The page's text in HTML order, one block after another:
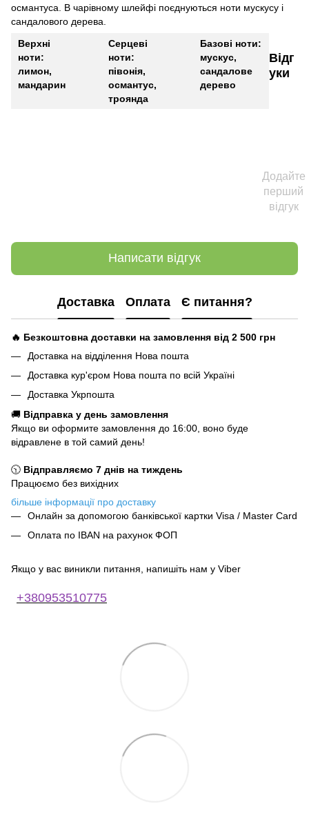
османтуса. В чарівному шлейфі поєднуються ноти мускусу і
сандалового дерева.
Верхні
ноти:
лимон,
мандарин
Серцеві
ноти:
півонія,
османтус,
троянда
Базові ноти:
мускус,
сандалове
дерево
Відг
уки
Додайте
перший
відгук
Написати відгук
Доставка Оплата Є питання?
🔥 Безкоштовна доставки на замовлення від 2 500 грн
Доставка на відділення Нова пошта
Доставка кур'єром Нова пошта по всій Україні
Доставка Укрпошта
🚚 Відправка у день замовлення
Якщо ви оформите замовлення до 16:00, воно буде
відравлене в той самий день!
🕥 Відправляємо 7 днів на тиждень
Працюємо без вихідних
більше інформації про доставку
Онлайн за допомогою банківської картки Visa / Master Card
Оплата по IBAN на рахунок ФОП
Якщо у вас виникли питання, напишіть нам у Viber
+380953510775